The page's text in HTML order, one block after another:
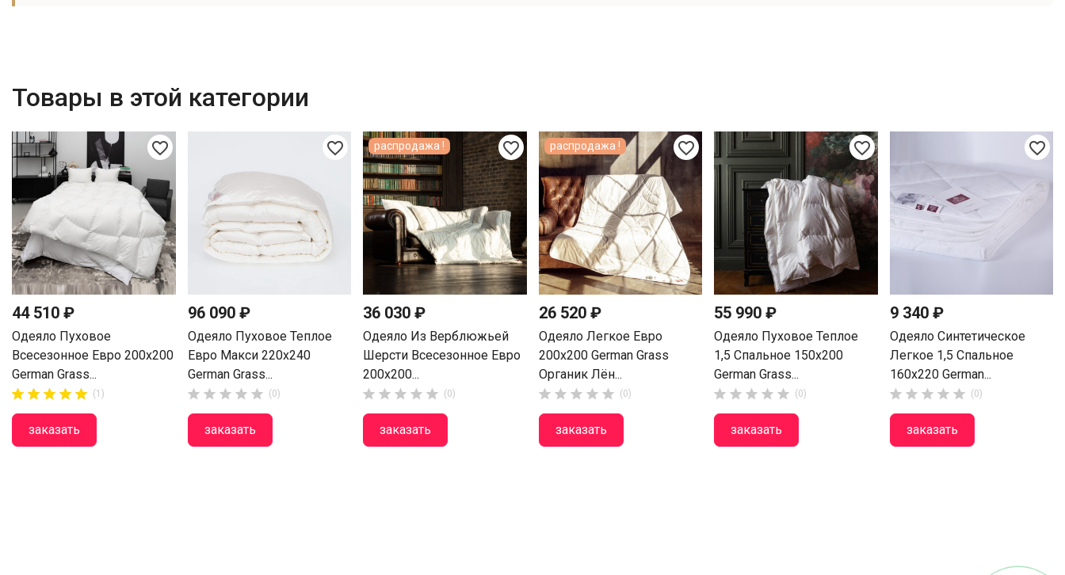
Товары в этой категории
favorite_border
44 510 ₽
Одеяло Пуховое
Всесезонное Евро 200х200
German Grass...

 (1)
заказать
favorite_border
96 090 ₽
Одеяло Пуховое Теплое
Евро Макси 220х240
German Grass...
     (0)
заказать
favorite_border
36 030 ₽
Одеяло Из Верблюжьей
Шерсти Всесезонное Евро
200х200...
     (0)
заказать
распродажа ! favorite_border
26 520 ₽
Одеяло Легкое Евро
200х200 German Grass
Органик Лён...
     (0)
заказать
распродажа ! favorite_border
55 990 ₽
Одеяло Пуховое Теплое
1,5 Спальное 150х200
German Grass...
     (0)
заказать
favorite_border
9 340 ₽
Одеяло Синтетическое
Легкое 1,5 Спальное
160х220 German...
     (0)
заказать